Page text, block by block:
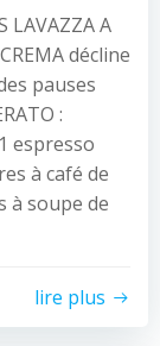
LAVAZZA A
décline
pauses
:
espresso
à café de
à soupe de
lire plus